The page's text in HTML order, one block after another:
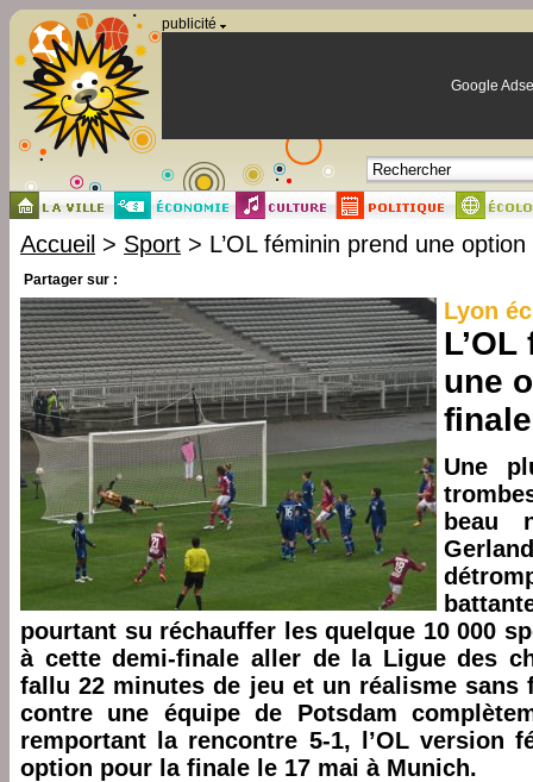
publicité
Google
Accueil > Sport > L’OL féminin prend une
Partager sur :
Lyon
une
finale
Une
beau
pourtant su réchauffer les quelque 10 000
à cette demi-finale aller de la Ligue des
fallu 22 minutes de jeu et un réalisme
contre une équipe de Potsdam
remportant la rencontre 5-1, l’OL version
option pour la finale le 17 mai à Munich.
Panneau de gestion des cookies